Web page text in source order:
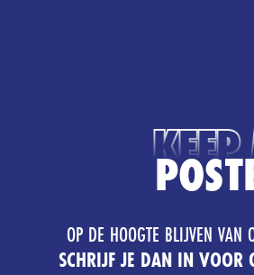
OP DE HOOGTE BLIJVEN VAN
SCHRIJF JE DAN IN VOOR